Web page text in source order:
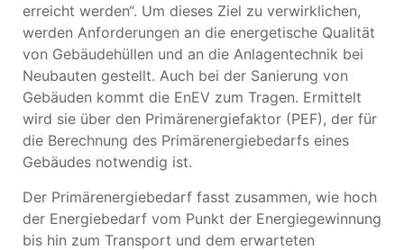
erreicht werden“. Um dieses Ziel zu verwirklichen,
werden Anforderungen an die energetische Qualität
von Gebäudehüllen und an die Anlagentechnik bei
Neubauten gestellt. Auch bei der Sanierung von
Gebäuden kommt die EnEV zum Tragen. Ermittelt
wird sie über den Primärenergiefaktor (PEF), der für
die Berechnung des Primärenergiebedarfs eines
Gebäudes notwendig ist.
Der Primärenergiebedarf fasst zusammen, wie hoch
der Energiebedarf vom Punkt der Energiegewinnung
bis hin zum Transport und dem erwarteten